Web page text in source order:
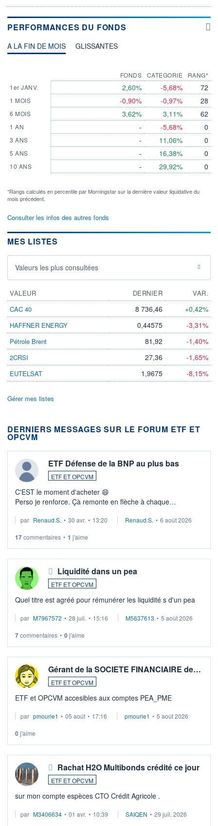
PERFORMANCES DU FONDS
A LA FIN DE MOIS GLISSANTES
1er JANV.
1 MOIS
6 MOIS
1 AN
3 ANS
5 ANS
10 ANS
FONDS
2,60%
-0,90%
3,62%
-
-
-
-
CATEGORIE
-5,68%
-0,97%
3,11%
-5,68%
11,06%
16,38%
29,92%
RANG*
72
28
62
0
0
0
0
*Rangs calculés en percentile par Morningstar sur la dernière valeur liquidative du
mois précédent.
Consulter les infos des autres fonds
MES LISTES
Valeurs les plus consultées
VALEUR DERNIER
VAR.
CAC 40
8 736,46 +0,42%
HAFFNER ENERGY 0,44575 -3,31%
Pétrole Brent 81,92 -1,40%
2CRSI 27,36 -1,65%
EUTELSAT 1,9675 -8,15%
Gérer mes listes
DERNIERS MESSAGES SUR LE FORUM ETF ET
OPCVM
ETF Défense de la BNP au plus bas
ETF ET OPCVM
C'EST le moment d'acheter 😄​
Perso je renforce. Çà remonte en flèche à chaque
Investissement long terme tip top pour sa retraite.
par Renaud.S. • 30 avr. • 13:20 Renaud.S. • 6 août 2026
17commentaires • 1 j'aime
Liquidité dans un pea
ETF ET OPCVM
Quel titre est agréé pour rémunérer les liquidité s d'un pea
par M7967572 • 28 juil. • 15:16 M5637613 • 5 août 2026
7commentaires • 0j'aime
Gérant de la SOCIETE FINANCIAIRE de…
ETF ET OPCVM
ETF et OPCVM accesibles aux comptes PEA_PME
par pmourie1 • 05 août • 17:16 pmourie1 • 5 août 2026
0j'aime
Rachat H2O Multibonds crédité ce jour
ETF ET OPCVM
sur mon compte espèces CTO Crédit Agricole .
par M3406634 • 01 avr. • 10:39 SAIQEN • 29 juil. 2026